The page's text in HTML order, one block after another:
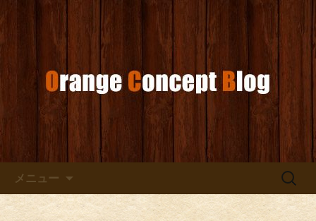
オレンジコンセプトブログ
お店からのお知らせ
メニュー
検